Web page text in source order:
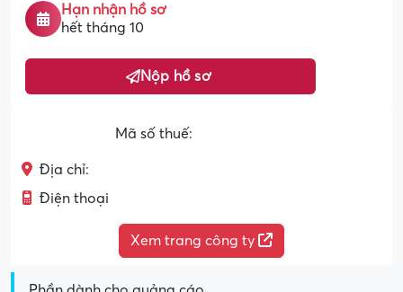
Hạn nhận hồ sơ
hết tháng 10
Nộp hồ sơ
Mã số thuế:
Địa chỉ:
Điện thoại
Xem trang công ty